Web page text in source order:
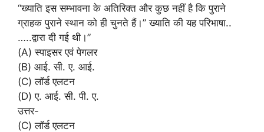
“ख्याति इस सम्भावना के अतिरिक्त और कुछ नहीं है कि पुराने
ग्राहक पुराने स्थान को ही चुनते हैं।” ख्याति की यह परिभाषा..
…..द्वारा दी गई थी।”
(A) स्पाइसर एवं पेगलर
(B) आई. सी. ए. आई.
(C) लॉर्ड एलटन
(D) ए. आई. सी. पी. ए.
उत्तर-
(C) लॉर्ड एलटन